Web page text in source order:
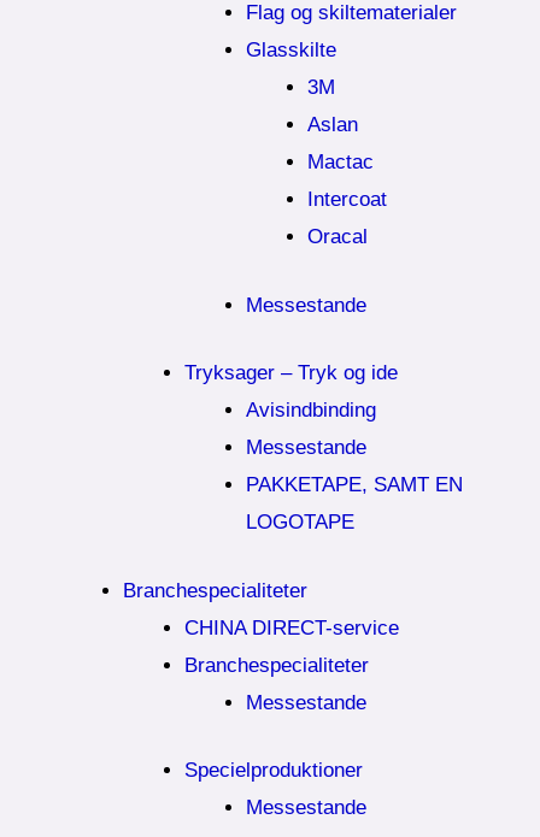
Flag og skiltematerialer
Glasskilte
3M
Aslan
Mactac
Intercoat
Oracal
Messestande
Tryksager – Tryk og ide
Avisindbinding
Messestande
PAKKETAPE, SAMT EN
LOGOTAPE
Branchespecialiteter
CHINA DIRECT-service
Branchespecialiteter
Messestande
Specielproduktioner
Messestande